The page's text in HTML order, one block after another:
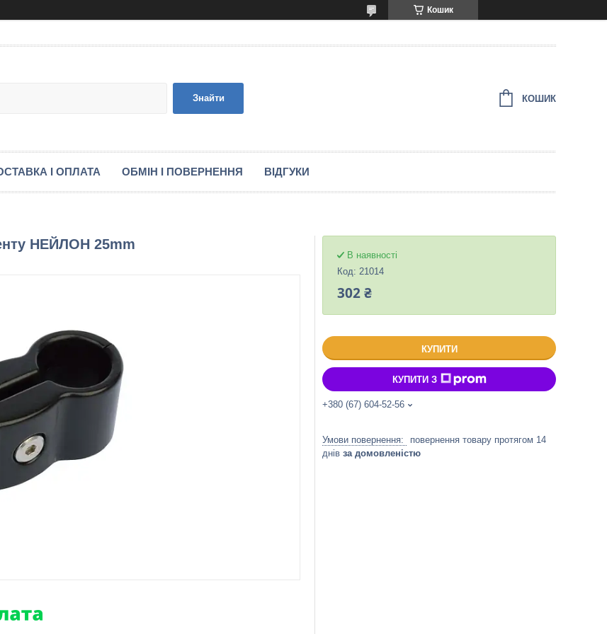
Кошик
Знайти КОШИК
І ОПЛАТА ОБМІН І ПОВЕРНЕННЯ ВІДГУКИ
НЕЙЛОН 25mm
В наявності
Код: 21014
302 ₴
КУПИТИ
КУПИТИ З
+380 (67) 604-52-56
повернення товару протягом 14
днів за домовленістю